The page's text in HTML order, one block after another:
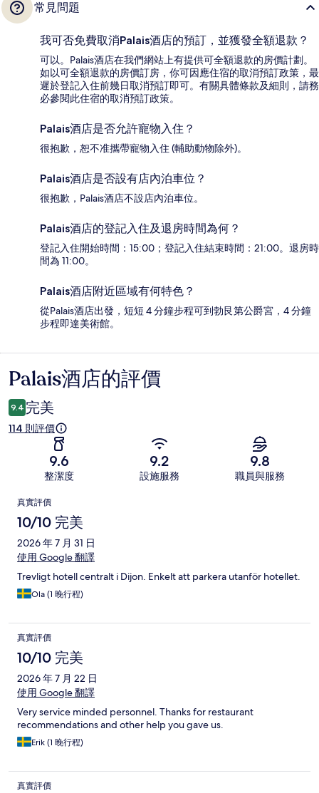
常見問題
我可否免費取消Palais酒店的預訂，並獲發全額退款？
可以。Palais酒店在我們網站上有提供可全額退款的房價計劃。
如以可全額退款的房價訂房，你可因應住宿的取消預訂政策，最
遲於登記入住前幾日取消預訂即可。有關具體條款及細則，請務
必參閱此住宿的取消預訂政策。
Palais酒店是否允許寵物入住？
很抱歉，恕不准攜帶寵物入住 (輔助動物除外)。
Palais酒店是否設有店內泊車位？
很抱歉，Palais酒店不設店內泊車位。
Palais酒店的登記入住及退房時間為何？
登記入住開始時間：15:00；登記入住結束時間：21:00。退房時
間為 11:00。
Palais酒店附近區域有何特色？
從Palais酒店出發，短短 4 分鐘步程可到勃艮第公爵宮，4 分鐘
步程即達美術館。
評
價
Palais酒店的評價
9.4 完美
114 則評價
9.6
整潔度
9.2
設施服務
9.8
職員與服務
評
價
真實評價
10/10 完美
2026 年 7 月 31 日
使用 Google 翻譯
Trevligt hotell centralt i Dijon. Enkelt att parkera utanför hotellet.
Ola (1 晚行程)
真實評價
10/10 完美
2026 年 7 月 22 日
使用 Google 翻譯
Very service minded personnel. Thanks for restaurant
recommendations and other help you gave us.
Erik (1 晚行程)
真實評價